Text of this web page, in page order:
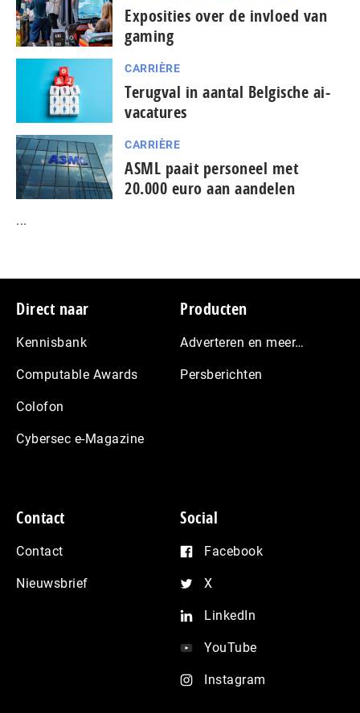
Exposities over de invloed van
gaming
CARRIÈRE
Terugval in aantal Belgische ai-
vacatures
CARRIÈRE
ASML paait personeel met
20.000 euro aan aandelen
...
Footer
Direct naar
Kennisbank
Computable Awards
Colofon
Cybersec e-Magazine
Producten
Adverteren en meer…
Persberichten
Contact
Contact
Nieuwsbrief
Social
Facebook
X
LinkedIn
YouTube
Instagram